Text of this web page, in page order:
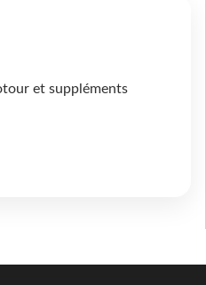
et suppléments